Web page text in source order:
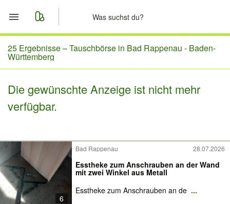
Start
Merkliste
Nachrichten
25 Ergebnisse –Tauschbörse in Bad Rappenau - Baden-
Württemberg
Die gewünschte Anzeige ist nicht mehr
verfügbar.
6
Bad Rappenau 28.07.2026
Esstheke zum Anschrauben an der Wand
mit zwei Winkel aus Metall
Esstheke zum Anschrauben an de ...